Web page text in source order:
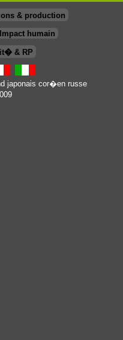
& production
Impact humain
& RP
japonais cor�en russe